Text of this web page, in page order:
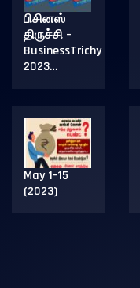
பிசினஸ்
திருச்சி –
BusinessTrichy
2023…
May 1-15
(2023)